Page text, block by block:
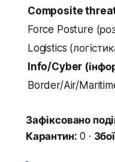
Composite
Force Posture
Logistics
Info/Cyber
Border/Air/
Зафіксовано
Карантин: 0 ·